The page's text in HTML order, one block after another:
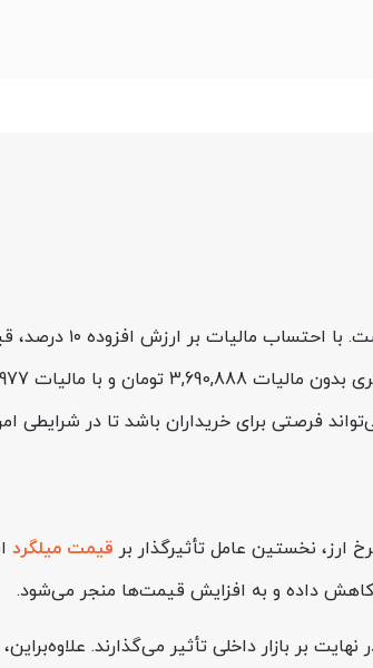
قیمت میلگرد
کاهش داده و به افزایش قیمت‌ها منجر می‌شود.
بر بازار داخلی تأثیر می‌گذارند.